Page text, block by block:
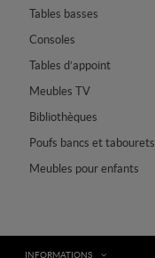
Tables basses
Consoles
Tables d’appoint
Meubles TV
Bibliothèques
Poufs bancs et tabourets
Meubles pour enfants
INFORMATIONS